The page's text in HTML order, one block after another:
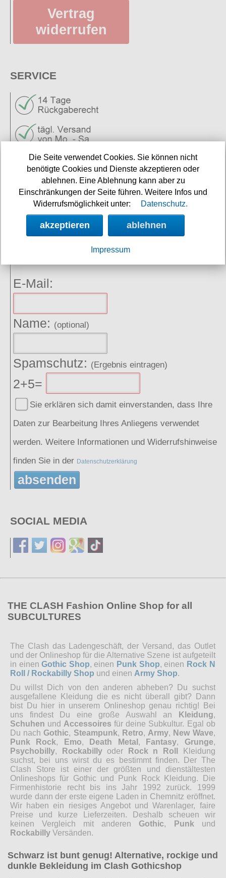
Vertrag
widerrufen
SERVICE
Neuigkeiten
Links
NEWSLETTER
Angebote, Rabatte und Aktionen per E-Mail erhalten.
E-Mail:
Name: (optional)
Spamschutz: (Ergebnis eintragen)
2+5=
Sie erklären sich damit einverstanden, dass Ihre
Daten zur Bearbeitung Ihres Anliegens verwendet
werden. Weitere Informationen und Widerrufshinweise
finden Sie in der Datenschutzerklärung
absenden
SOCIAL MEDIA
THE CLASH Fashion Online Shop for all
SUBCULTURES
The Clash das Ladengeschäft, der Versand, das Outlet
und der Onlineshop für die Alternative Szene ist aufgeteilt
in einenGothic Shop, einen Punk Shop, einen Rock N
Roll / Rockabilly Shop und einen Army Shop.
Du willst Dich von den anderen abheben? Du suchst
ausgefallene Kleidung die es nicht überall gibt? Dann
bist Du hier in unserem Onlineshop genau richtig! Bei
uns findest Du eine große Auswahl an
Kleidung,
Schuhen und Accessoires für deine Subkultur. Egal ob
Du nach Gothic, Steampunk, Retro, Army, New Wave,
Punk Rock, Emo, Death Metal , Fantasy, Grunge,
Psychobilly, Rockabillyoder Rock n Roll
Kleidung
suchst, bei uns wirst du es bestimmt finden. Der The
Clash Store ist einer der größten und dienstältesten
Onlineshops für Gothic und Punk Rock Kleidung. Die
Firmenhistorie recht bis ins Jahr 1992 zurück. 1999
wurde dann der erste eigene Laden in Chemnitz eröffnet.
Wir haben ein riesiges Angebot und Warenlager, faire
Preise und kurze Lieferzeiten. Deshalb scheuen wir
keinen Vergleich mit anderen Gothic, Punk und
Rockabilly Versänden.
Schwarz ist bunt genug! Alternative, rockige und
dunkle Bekleidung im Clash Gothicshop
Die Seite verwendet Cookies. Sie können nicht
benötigte Cookies und Dienste akzeptieren oder
ablehnen. Eine Ablehnung kann aber zu
Einschränkungen der Seite führen. Weitere Infos und
Widerrufsmöglichkeit unter:
Datenschutz.
akzeptieren ablehnen
Impressum